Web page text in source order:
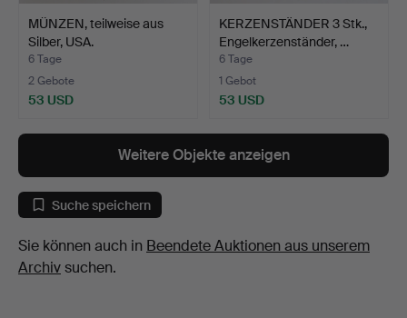
MÜNZEN, teilweise aus
Silber, USA.
6 Tage
2 Gebote
53 USD
KERZENSTÄNDER 3 Stk.,
Engelkerzenständer, …
6 Tage
1 Gebot
53 USD
Weitere Objekte anzeigen
Suche speichern
Sie können auch in Beendete Auktionen aus unserem
Archivsuchen.